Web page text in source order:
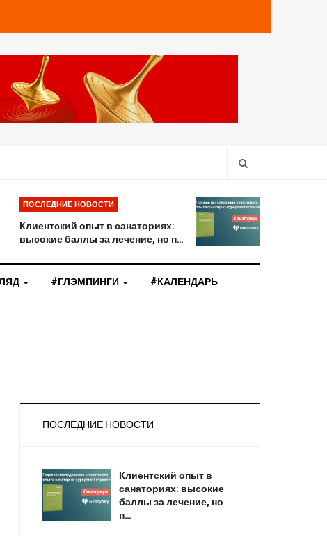
ПОСЛЕДНИЕ НОВОСТИ
Клиентский опыт в санаториях:
высокие баллы за лечение, но п…
#ГЛЭМПИНГИ #КАЛЕНДАРЬ
ПОСЛЕДНИЕ НОВОСТИ
Клиентский опыт в
санаториях: высокие
баллы за лечение, но
п…